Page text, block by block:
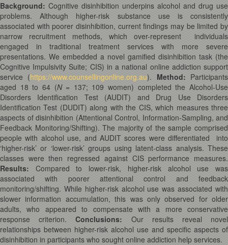
Background: Cognitive disinhibition underpins alcohol and drug use
problems. Although higher-risk substance use is consistently
associated with poorer disinhibition, current findings may be limited by
narrow recruitment methods, which over-represent individuals
engaged in traditional treatment services with more severe
presentations. We embedded a novel gamified disinhibition task (the
Cognitive Impulsivity Suite; CIS) in a national online addiction support
service (https://www.counsellingonline.org.au). Method: Participants
aged 18 to 64 (N = 137; 109 women) completed the Alcohol-Use
Disorders Identification Test (AUDIT) and Drug Use Disorders
Identification Test (DUDIT) along with the CIS, which measures three
aspects of disinhibition (Attentional Control, Information-Sampling, and
Feedback Monitoring/Shifting). The majority of the sample comprised
people with alcohol use, and AUDIT scores were differentiated into
‘higher-risk’ or ‘lower-risk’ groups using latent-class analysis. These
classes were then regressed against CIS performance measures.
Results: Compared to lower-risk, higher-risk alcohol use was
associated with poorer attentional control and feedback
monitoring/shifting. While higher-risk alcohol use was associated with
slower information accumulation, this was only observed for older
adults, who appeared to compensate with a more conservative
response criterion.Conclusions: Our results reveal novel
relationships between higher-risk alcohol use and specific aspects of
disinhibition in participants who sought online addiction help services.